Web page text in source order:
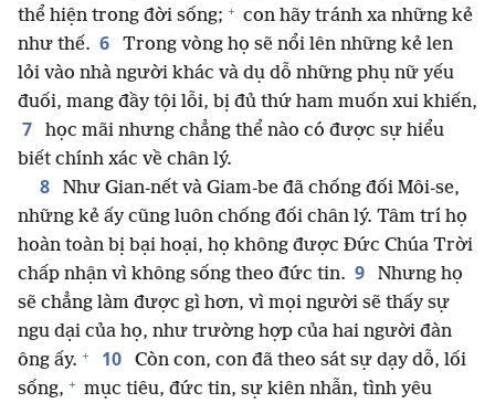
thể hiện trong đời sống; + con hãy tránh xa những kẻ
như thế. 6
Trong vòng họ sẽ nổi lên những kẻ len
lỏi vào nhà người khác và dụ dỗ những phụ nữ yếu
đuối, mang đầy tội lỗi, bị đủ thứ ham muốn xui khiến,
7
học mãi nhưng chẳng thể nào có được sự hiểu
biết chính xác về chân lý.
8
Như Gian-nết và Giam-be đã chống đối Môi-se,
những kẻ ấy cũng luôn chống đối chân lý. Tâm trí họ
hoàn toàn bị bại hoại, họ không được Đức Chúa Trời
chấp nhận vì không sống theo đức tin. 9
Nhưng họ
sẽ chẳng làm được gì hơn, vì mọi người sẽ thấy sự
ngu dại của họ, như trường hợp của hai người đàn
ông ấy. + 10
Còn con, con đã theo sát sự dạy dỗ, lối
sống, + mục tiêu, đức tin, sự kiên nhẫn, tình yêu